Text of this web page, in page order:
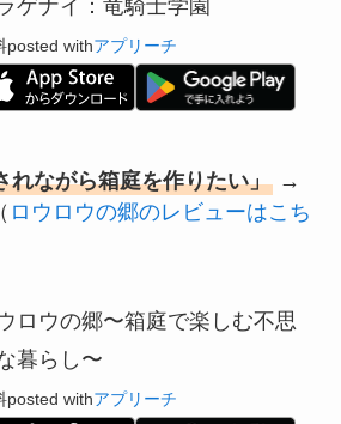
ゲナイ：竜騎士学園
posted withアプリーチ
れながら箱庭を作りたい」→
ロウロウの郷のレビューはこち
ロウの郷〜箱庭で楽しむ不思
暮らし〜
posted withアプリーチ